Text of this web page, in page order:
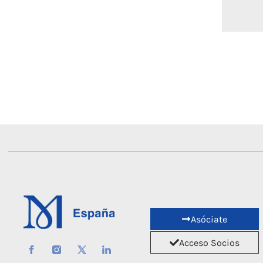
Asóciate
Acceso Socios